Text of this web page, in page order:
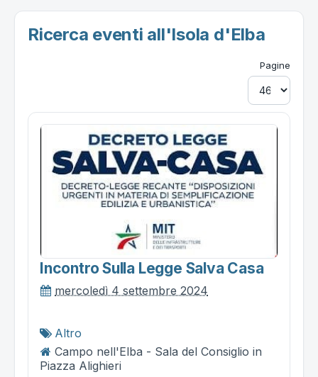
Ricerca eventi all'Isola d'Elba
Pagine
Incontro Sulla Legge Salva Casa
mercoledì 4 settembre 2024
Altro
Campo nell'Elba - Sala del Consiglio in
Piazza Alighieri